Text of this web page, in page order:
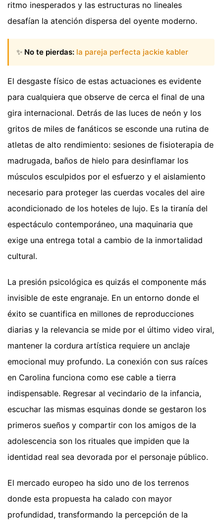
ritmo inesperados y las estructuras no lineales
desafían la atención dispersa del oyente moderno.
✨ No te pierdas: la pareja perfecta jackie kabler
El desgaste físico de estas actuaciones es evidente
para cualquiera que observe de cerca el final de una
gira internacional. Detrás de las luces de neón y los
gritos de miles de fanáticos se esconde una rutina de
atletas de alto rendimiento: sesiones de fisioterapia de
madrugada, baños de hielo para desinflamar los
músculos esculpidos por el esfuerzo y el aislamiento
necesario para proteger las cuerdas vocales del aire
acondicionado de los hoteles de lujo. Es la tiranía del
espectáculo contemporáneo, una maquinaria que
exige una entrega total a cambio de la inmortalidad
cultural.
La presión psicológica es quizás el componente más
invisible de este engranaje. En un entorno donde el
éxito se cuantifica en millones de reproducciones
diarias y la relevancia se mide por el último video viral,
mantener la cordura artística requiere un anclaje
emocional muy profundo. La conexión con sus raíces
en Carolina funciona como ese cable a tierra
indispensable. Regresar al vecindario de la infancia,
escuchar las mismas esquinas donde se gestaron los
primeros sueños y compartir con los amigos de la
adolescencia son los rituales que impiden que la
identidad real sea devorada por el personaje público.
El mercado europeo ha sido uno de los terrenos
donde esta propuesta ha calado con mayor
profundidad, transformando la percepción de la